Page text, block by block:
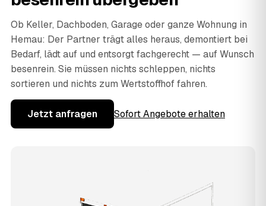
Ob Keller, Dachboden, Garage oder ganze Wohnung in
Hemau: Der Partner trägt alles heraus, demontiert bei
Bedarf, lädt auf und entsorgt fachgerecht — auf Wunsch
besenrein. Sie müssen nichts schleppen, nichts
sortieren und nichts zum Wertstoffhof fahren.
Jetzt anfragen Sofort Angebote erhalten